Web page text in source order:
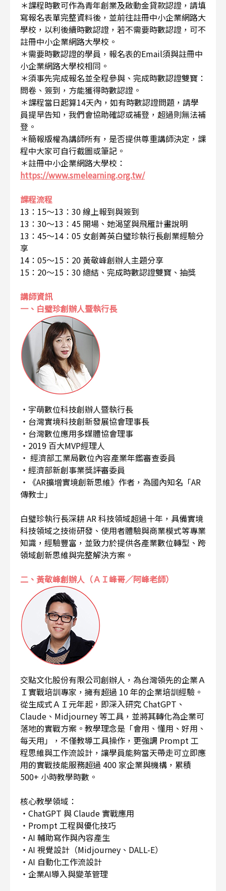
＊課程時數可作為青年創業及啟動金貸款認證，請填
寫報名表單完整資料後，並前往註冊中小企業網路大
學校，以利後續時數認證，若不需要時數認證，可不
註冊中小企業網路大學校。
＊需要時數認證的學員，報名表的Email須與註冊中
小企業網路大學校相同。
＊須事先完成報名並全程參與、完成時數認證雙寶：
問卷、簽到，方能獲得時數認證。
＊課程當日起算14天內，如有時數認證問題，請學
員提早告知，我們會協助確認或補登，超過則無法補
登。
＊簡報版權為講師所有，是否提供尊重講師決定，課
程中大家可自行截圖或筆記。
＊註冊中小企業網路大學校：
https://www.smelearning.org.tw/
課程流程
13：15～13：30 線上報到與簽到
13：30～13：45 開場、她渴望與飛雁計畫說明
13：45～14：05 女創菁英白璧珍執行長創業經驗分
享
14：05～15：20 黃敬峰創辦人主題分享
15：20～15：30 總結、完成時數認證雙寶、抽獎
講師資訊
一、白璧珍創辦人暨執行長
・宇萌數位科技創辦人暨執行長
・台灣實境科技創新發展協會理事長
・台灣數位應用多媒體協會理事
・2019 百大MVP經理人
・ 經濟部工業局數位內容產業年鑑審查委員
・經濟部新創事業獎評審委員
・《AR擴增實境創新思維》作者，為國內知名「AR
傳教士」
白璧珍執行長深耕 AR 科技領域超過十年，具備實境
科技領域之技術研發、使用者體驗與商業模式等專業
知識，經驗豐富，並致力於提供各產業數位轉型、跨
領域創新思維與完整解決方案。
二、黃敬峰創辦人（ＡＩ峰哥／阿峰老師）
交點文化股份有限公司創辦人，為台灣領先的企業Ａ
Ｉ實戰培訓專家，擁有超過 10 年的企業培訓經驗。
從生成式ＡＩ元年起，即深入研究 ChatGPT、
Claude、Midjourney 等工具，並將其轉化為企業可
落地的實戰方案。教學理念是「會用、懂用、好用、
每天用」，不僅教導工具操作，更強調 Prompt 工
程思維與工作流設計，讓學員能夠當天帶走可立即應
用的實戰技能服務超過 400 家企業與機構，累積
500+ 小時教學時數。
核心教學領域：
・ChatGPT 與 Claude 實戰應用
・Prompt 工程與優化技巧
・AI 輔助寫作與內容產生
・AI 視覺設計（Midjourney、DALL-E）
・AI 自動化工作流設計
・企業AI導入與變革管理